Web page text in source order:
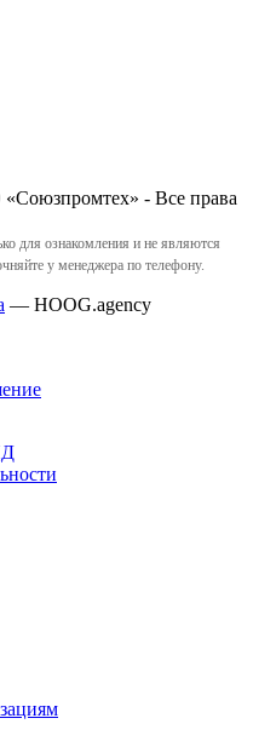
- Все права
для ознакомления и не являются
у менеджера по телефону.
— HOOG.agency